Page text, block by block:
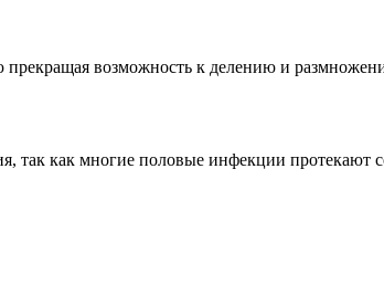
прекращая возможность к делению и
так как многие половые инфекции